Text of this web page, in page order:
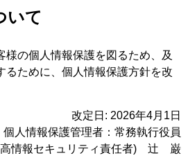
いて
様の個人情報保護を図るため、及
るために、個人情報保護方針を改
改定日: 2026年4月1日
個人情報保護管理者：常務執行役員
高情報セキュリティ責任者) 辻 巌